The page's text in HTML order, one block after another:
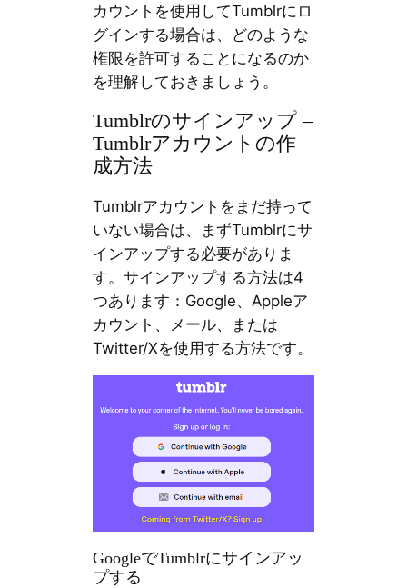
カウントを使用してTumblrにロ
グインする場合は、どのような
権限を許可することになるのか
を理解しておきましょう。
Tumblrのサインアップ –
Tumblrアカウントの作
成方法
Tumblrアカウントをまだ持って
いない場合は、まずTumblrにサ
インアップする必要がありま
す。サインアップする方法は4
つあります：Google、Appleア
カウント、メール、または
Twitter/Xを使用する方法です。
GoogleでTumblrにサインアッ
プする